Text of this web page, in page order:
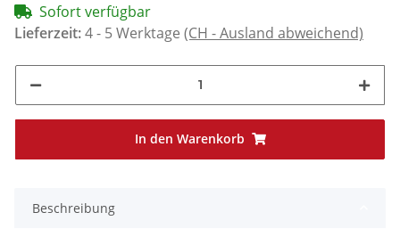
Sofort verfügbar
Lieferzeit:4 - 5 Werktage (CH - Ausland abweichend)
In den Warenkorb
Beschreibung